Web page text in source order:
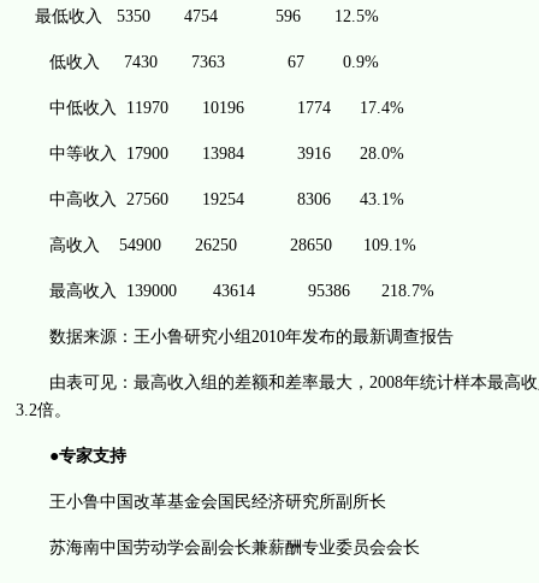
最低收入 5350 4754 596 12.5%
低收入 7430 7363 67 0.9%
中低收入 11970 10196 1774 17.4%
中等收入 17900 13984 3916 28.0%
中高收入 27560 19254 8306 43.1%
高收入 54900 26250 28650 109.1%
最高收入 139000 43614 95386 218.7%
数据来源：王小鲁研究小组2010年发布的最新调查报告
由表可见：最高收入组的差额和差率最大，2008年统计样本最高收
3.2倍。
●专家支持
王小鲁中国改革基金会国民经济研究所副所长
苏海南中国劳动学会副会长兼薪酬专业委员会会长